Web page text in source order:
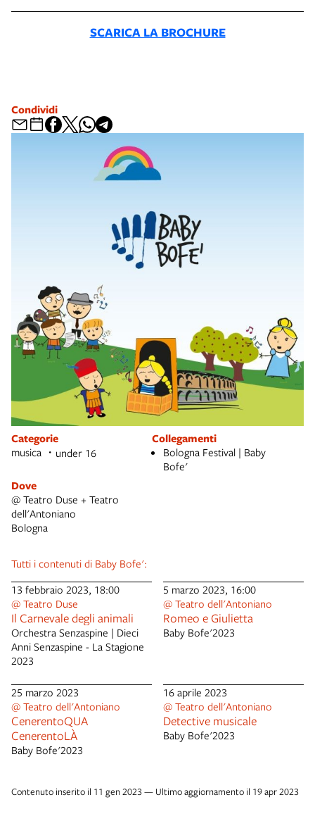
SCARICA LA BROCHURE
Categorie
musica under 16
Collegamenti
Bologna Festival | Baby
Bofe'
Dove
@ Teatro Duse + Teatro
dell'Antoniano
Bologna
Condividi
Tutti i contenuti di Baby Bofe':
13 febbraio 2023, 18:00
@ Teatro Duse
Il Carnevale degli animali
Orchestra Senzaspine | Dieci
Anni Senzaspine - La Stagione
2023
5 marzo 2023, 16:00
@ Teatro dell'Antoniano
Romeo e Giulietta
Baby Bofe'2023
25 marzo 2023
@ Teatro dell'Antoniano
CenerentoQUA
CenerentoLÀ
Baby Bofe'2023
16 aprile 2023
@ Teatro dell'Antoniano
Detective musicale
Baby Bofe'2023
Contenuto inserito il 11 gen 2023 — Ultimo aggiornamento il 19 apr 2023